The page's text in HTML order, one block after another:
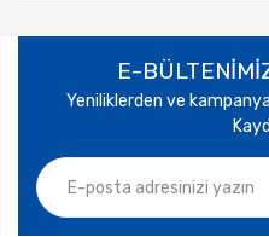
E-
Yeniliklerden ve